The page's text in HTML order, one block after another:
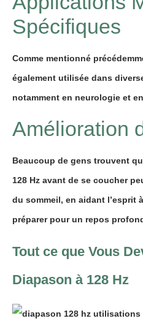
Spécifiques
Comme mentionné
également utilisée dans
notamment en neurologie et
Amélioration
Beaucoup de gens trouvent
128 Hz avant de se coucher
du sommeil, en aidant l’esprit
préparer pour un repos
Tout ce que Vous
Diapason à 128 Hz